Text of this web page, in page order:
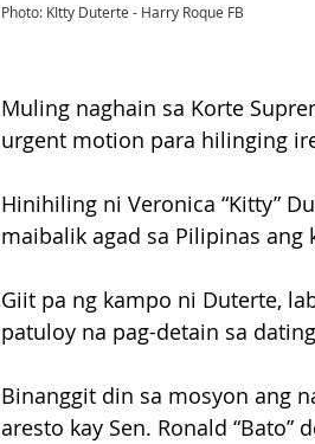
Photo: KItty Duterte - Harry Roque FB
Muling naghain sa Korte
urgent motion para hilinging
Hinihiling ni Veronica “Kitty”
maibalik agad sa Pilipinas ang
Giit pa ng kampo ni Duterte,
patuloy na pag-detain sa
Binanggit din sa mosyon ang
aresto kay Sen. Ronald